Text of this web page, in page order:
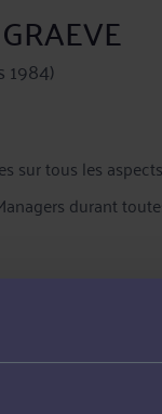
1984)
sur tous les
durant
présence
pragmatique,
notamment ;
plus